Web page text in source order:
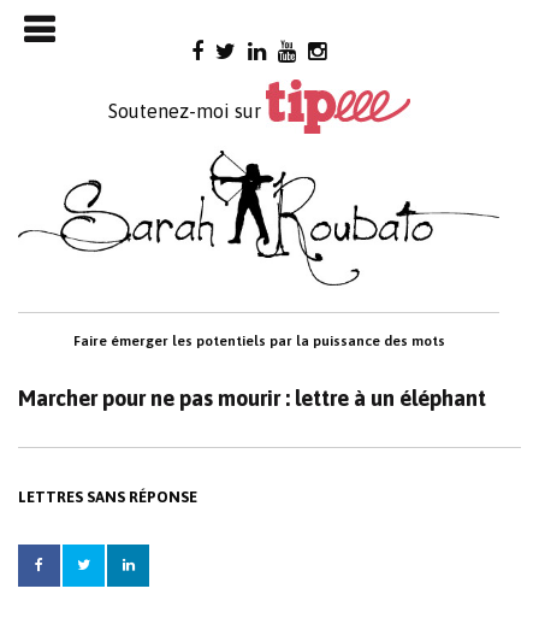
Skip
to
Soutenez-moi sur
Faire émerger les potentiels par la puissance des mots

Marcher pour ne pas mourir : lettre à un éléphant
LETTRES SANS RÉPONSE